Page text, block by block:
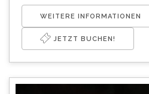
WEITERE INFORMATIONEN
JETZT BUCHEN!